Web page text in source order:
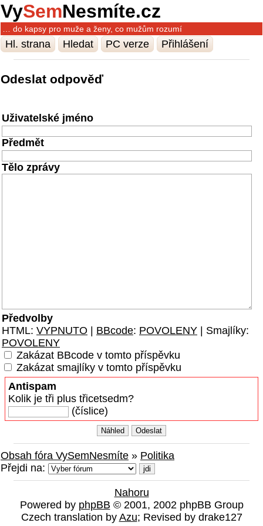
VySemNesmíte.cz
… do kapsy pro muže a ženy, co mužům rozumí
Hl. strana Hledat PC verze Přihlášení
Odeslat odpověď
Uživatelské jméno
Předmět
Tělo zprávy
Předvolby
HTML: VYPNUTO BBcode: POVOLENY | Smajlíky:
POVOLENY
Zakázat BBcode v tomto příspěvku
Zakázat smajlíky v tomto příspěvku
Antispam
Kolik je tři plus třicetsedm?
(číslice)
Obsah fóra VySemNesmíte » Politika
Přejdi na:
Nahoru
Powered by phpBB © 2001, 2002 phpBB Group
Czech translation by Azu; Revised by drake127